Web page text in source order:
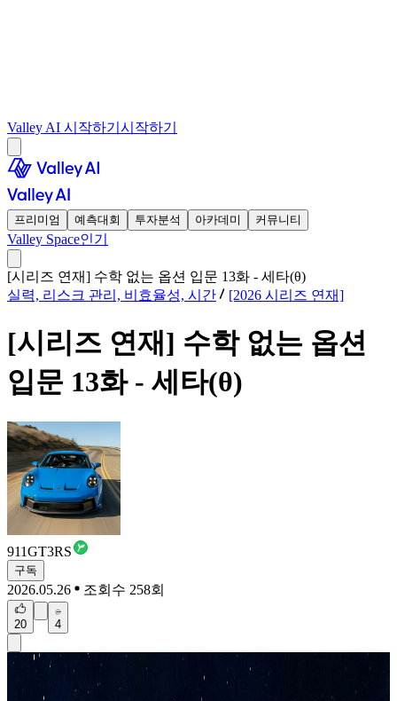
Valley AI 시작하기 시작하기
프리미엄 예측대회 투자분석 아카데미 커뮤니티
Valley Space인기
[시리즈 연재] 수학 없는 옵션 입문 13화 - 세타(θ)
실력, 리스크 관리, 비효율성, 시간
[2026 시리즈 연재]
[시리즈 연재] 수학 없는 옵션
입문 13화 - 세타(θ)
911GT3RS
구독
2026.05.26 조회수 258회
20 4